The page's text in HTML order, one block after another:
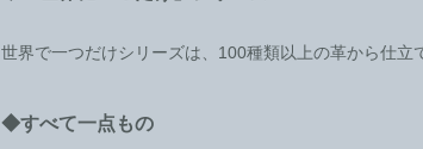
世界で一つだけシリーズは、100種類以上の革から仕立
◆すべて一点もの